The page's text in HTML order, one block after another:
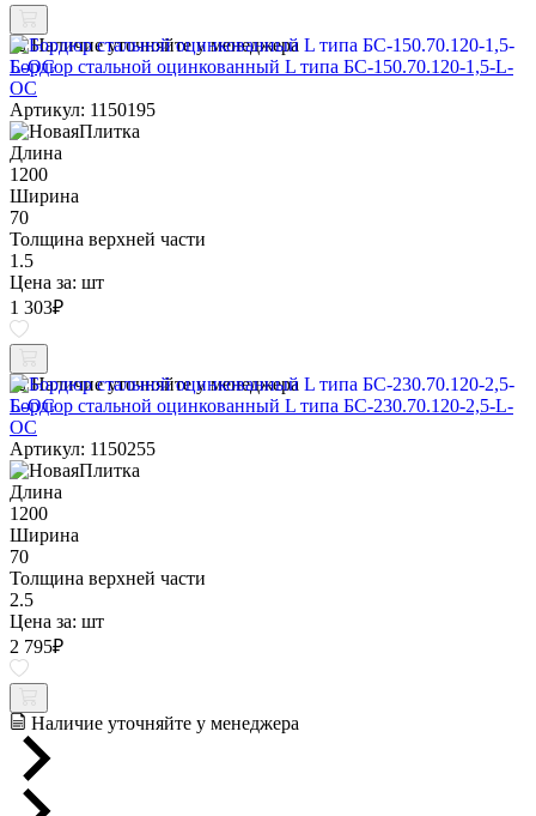
Наличие уточняйте у менеджера
Бордюр стальной оцинкованный L типа БС-150.70.120-1,5-L-
ОС
Артикул: 1150195
Длина
1200
Ширина
70
Толщина верхней части
1.5
Цена за: шт
1 303₽
Наличие уточняйте у менеджера
Бордюр стальной оцинкованный L типа БС-230.70.120-2,5-L-
ОС
Артикул: 1150255
Длина
1200
Ширина
70
Толщина верхней части
2.5
Цена за: шт
2 795₽
Наличие уточняйте у менеджера